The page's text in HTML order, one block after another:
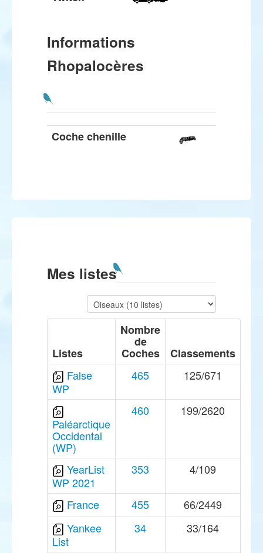
Informations
Rhopalocères
Coche chenille
Mes listes
Listes
Nombre
de
Coches
Classements
False
WP
465 125/671
Paléarctique
Occidental
(WP)
460 199/2620
YearList
WP 2021
353 4/109
France 455
66/2449
Yankee
List
34 33/164